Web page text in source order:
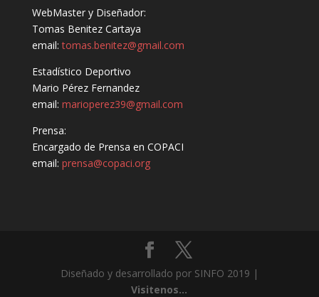
WebMaster y Diseñador:
Tomas Benitez Cartaya
email:tomas.benitez@gmail.com
Estadístico Deportivo
Mario Pérez Fernandez
email: marioperez39@gmail.com
Prensa:
Encargado de Prensa en COPACI
email: prensa@copaci.org
Diseñado y desarrollado por SINFO 2019 |
Visitenos...